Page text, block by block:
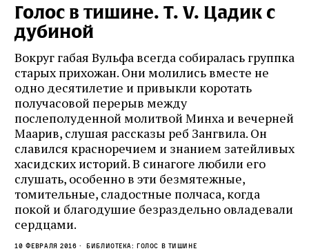
Голос в тишине. Т. V. Цадик с
дубиной
Вокруг габая Вульфа всегда собиралась группка
старых прихожан. Они молились вместе не
одно десятилетие и привыкли коротать
получасовой перерыв между
послеполуденной молитвой Минха и вечерней
Маарив, слушая рассказы реб Зангвила. Он
славился красноречием и знанием затейливых
хасидских историй. В синагоге любили его
слушать, особенно в эти безмятежные,
томительные, сладостные полчаса, когда
покой и благодушие безраздельно овладевали
сердцами.
10 февраля 2016 Библиотека: Голос в тишине